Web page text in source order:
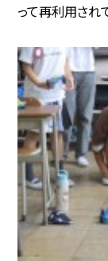
って再利用され